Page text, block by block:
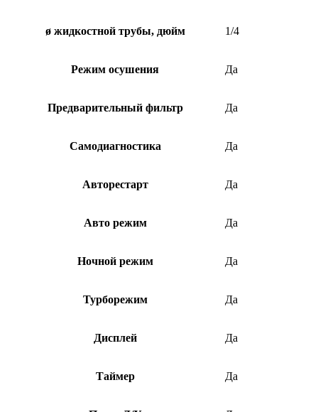
ø жидкостной трубы, дюйм 1/4
Режим осушения Да
Предварительный фильтр Да
Самодиагностика Да
Авторестарт Да
Авто режим Да
Ночной режим Да
Турборежим Да
Дисплей Да
Таймер Да